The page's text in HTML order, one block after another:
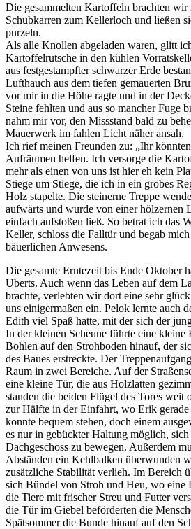
Die gesammelten Kartoffeln brachten
Schubkarren zum Kellerloch und ließen
purzeln.
Als alle Knollen abgeladen waren, glitt
Kartoffelrutsche in den kühlen
aus festgestampfter schwarzer Erde
Lufthauch aus dem tiefen gemauerten
vor mir in die Höhe ragte und in der
Steine fehlten und aus so mancher Fuge
nahm mir vor, den Missstand bald zu
Mauerwerk im fahlen Licht näher ansah.
Ich rief meinen Freunden zu: „Ihr
Aufräumen helfen. Ich versorge die
mehr als einen von uns ist hier eh kein
Stiege um Stiege, die ich in ein grobes
Holz stapelte. Die steinerne Treppe
aufwärts und wurde von einer hölzernen
einfach aufstoßen ließ. So betrat ich das
Keller, schloss die Falltür und begab
bäuerlichen Anwesens.
Die gesamte Erntezeit bis Ende Oktober
Uberts. Auch wenn das Leben auf dem
brachte, verlebten wir dort eine sehr
uns einigermaßen ein. Pelok lernte auch
Edith viel Spaß hatte, mit der sich der
In der kleinen Scheune führte eine kleine
Bohlen auf den Strohboden hinauf, der
des Baues erstreckte. Der
Raum in zwei Bereiche. Auf der
eine kleine Tür, die aus Holzlatten
standen die beiden Flügel des Tores weit
zur Hälfte in der Einfahrt, wo Erik gerade
konnte bequem stehen, doch einem
es nur in gebückter Haltung möglich,
Dachgeschoss zu bewegen. Außerdem
Abständen ein Kehlbalken überwunden
zusätzliche Stabilität verlieh. Im Bereich
sich Bündel von Stroh und Heu, wo eine
die Tiere mit frischer Streu und Futter
die Tür im Giebel beförderten die
Spätsommer die Bunde hinauf auf den